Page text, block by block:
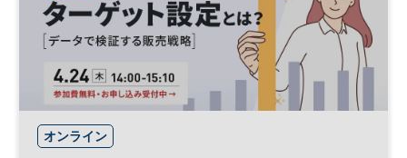
オンライン